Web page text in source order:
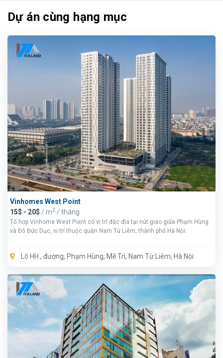
Dự án cùng hạng mục
Vinhomes West Point
15$ - 20$ / m2 / tháng
Tổ hợp Vinhome West Point có vị trí đắc địa tại nút giao giữa Phạm Hùng
và Đỗ Đức Dục, vị trí thuộc quận Nam Từ Liêm, thành phố Hà Nội.
Lô HH , đường, Phạm Hùng, Mễ Trì, Nam Từ Liêm, Hà Nội